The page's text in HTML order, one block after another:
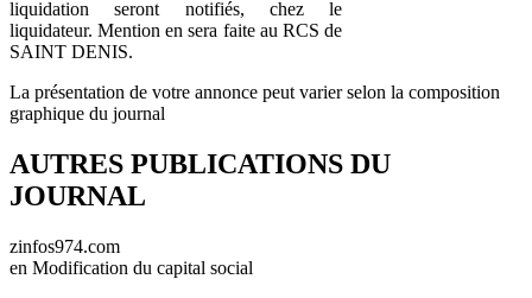
liquidation seront notifiés, chez le
liquidateur. Mention en sera faite au RCS de
SAINT DENIS.
La présentation de votre annonce peut varier selon la composition
graphique du journal
AUTRES PUBLICATIONS DU
JOURNAL
zinfos974.com
en Modification du capital social